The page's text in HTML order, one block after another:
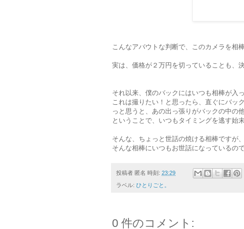
こんなアバウトな判断で、このカメラを相
実は、価格が２万円を切っていることも、
それ以来、僕のバックにはいつも相棒が入っ
これは撮りたい！と思ったら、直ぐにバッ
っと思うと、あの出っ張りがバックの中の
ということで、いつもタイミングを逃す始末
そんな、ちょっと世話の焼ける相棒ですが、
そんな相棒にいつもお世話になっているの
投稿者 匿名 時刻: 23:29
ラベル: ひとりごと。
0 件のコメント: